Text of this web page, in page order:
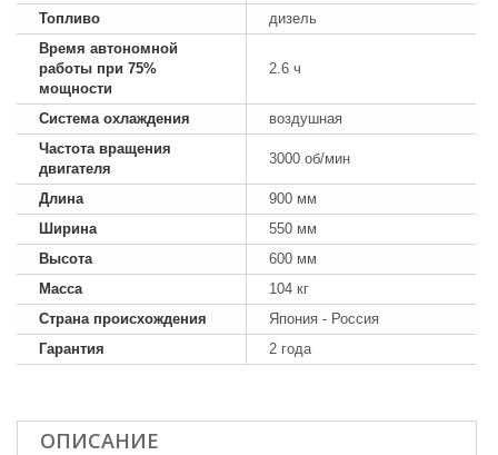
Топливо
дизель
Время автономной
работы при 75%
мощности
2.6 ч
Система охлаждения
воздушная
Частота вращения
двигателя
3000 об/мин
Длина
900 мм
Ширина
550 мм
Высота
600 мм
Масса
104 кг
Страна происхождения
Япония - Россия
Гарантия
2 года
ОПИСАНИЕ